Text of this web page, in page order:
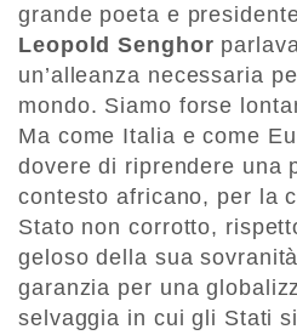
grande poeta e
Leopold Senghor
un’alleanza necessaria
mondo. Siamo forse
Ma come Italia e come
dovere di riprendere una
contesto africano, per la
Stato non corrotto,
geloso della sua
garanzia per una
selvaggia in cui gli Stati